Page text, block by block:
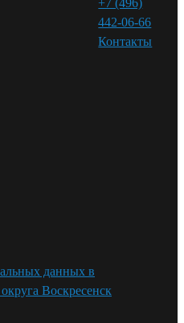
442-06-66
Контакты⁠
данных в
Воскресенск